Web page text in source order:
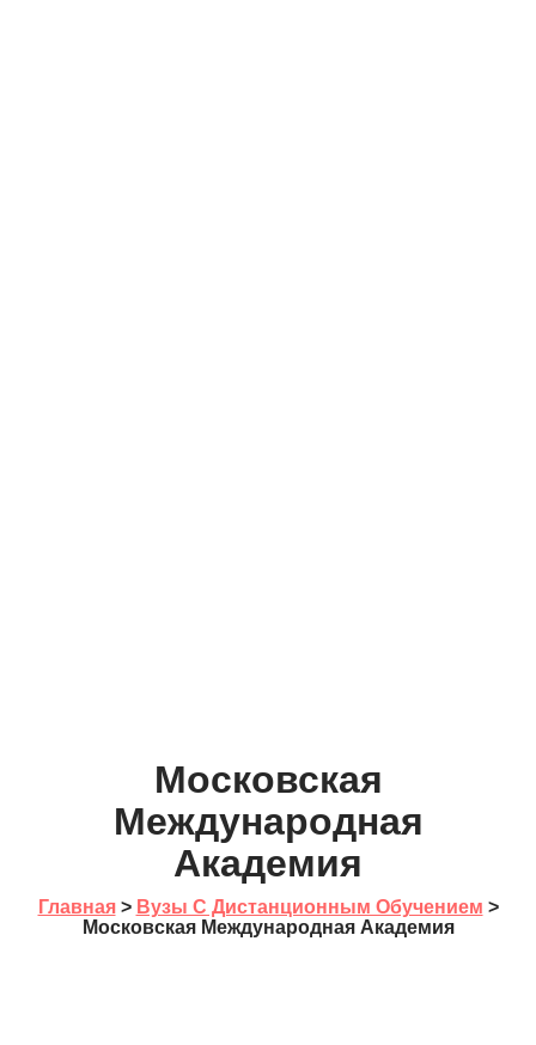
Московская
Международная
Академия
Главная> Вузы С Дистанционным Обучением >
Московская Международная Академия